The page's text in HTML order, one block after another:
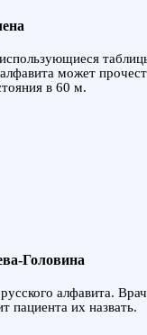
алфавита может
в 60 м.
Головина
алфавита.
пациента их назвать.